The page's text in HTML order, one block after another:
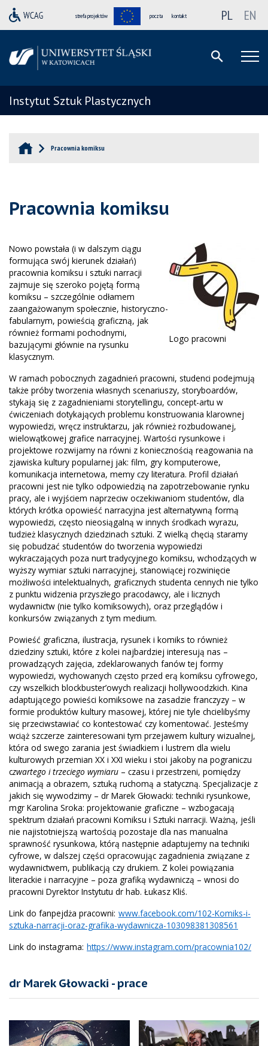
strefa projektów poczta kontakt PL EN
Instytut Sztuk Plastycznych
Pracownia komiksu
Pracownia komiksu
Logo pracowni
Nowo powstała (i w dalszym ciągu
formująca swój kierunek działań)
pracownia komiksu i sztuki narracji
zajmuje się szeroko pojętą formą
komiksu – szczególnie odłamem
zaangażowanym społecznie, historyczno-
fabularnym, powieścią graficzną, jak
również formami pochodnymi,
bazującymi głównie na rysunku
klasycznym.
W ramach pobocznych zagadnień pracowni, studenci podejmują
także próby tworzenia własnych scenariuszy, storyboardów,
stykają się z zagadnieniami storytellingu, concept-artu w
ćwiczeniach dotykających problemu konstruowania klarownej
wypowiedzi, wręcz instruktarzu, jak również rozbudowanej,
wielowątkowej grafice narracyjnej. Wartości rysunkowe i
projektowe rozwijamy na równi z koniecznością reagowania na
zjawiska kultury popularnej jak: film, gry komputerowe,
komunikacja internetowa, memy czy literatura. Profil działań
pracowni jest nie tylko odpowiedzią na zapotrzebowanie rynku
pracy, ale i wyjściem naprzeciw oczekiwaniom studentów, dla
których krótka opowieść narracyjna jest alternatywną formą
wypowiedzi, często nieosiągalną w innych środkach wyrazu,
tudzież klasycznych dziedzinach sztuki. Z wielką chęcią staramy
się pobudzać studentów do tworzenia wypowiedzi
wykraczających poza nurt tradycyjnego komiksu, wchodzących w
wyższy wymiar sztuki narracyjnej, stanowiącej rozwinięcie
możliwości intelektualnych, graficznych studenta cennych nie tylko
z punktu widzenia przyszłego pracodawcy, ale i licznych
wydawnictw (nie tylko komiksowych), oraz przeglądów i
konkursów związanych z tym medium.
Powieść graficzna, ilustracja, rysunek i komiks to również
dziedziny sztuki, które z kolei najbardziej interesują nas –
prowadzących zajęcia, zdeklarowanych fanów tej formy
wypowiedzi, wychowanych często przed erą komiksu cyfrowego,
czy wszelkich blockbuster’owych realizacji hollywoodzkich. Kina
adaptującego powieści komiksowe na zasadzie franczyzy – w
formie produktów kultury masowej, której nie tyle chcielibyśmy
się przeciwstawiać co kontestować czy komentować. Jesteśmy
wciąż szczerze zainteresowani tym przejawem kultury wizualnej,
która od swego zarania jest świadkiem i lustrem dla wielu
kulturowych przemian XX i XXI wieku i stoi jakoby na pograniczu
czwartego i trzeciego wymiaru – czasu i przestrzeni, pomiędzy
animacją a obrazem, sztuką ruchomą a statyczną. Specjalizacje z
jakich się wywodzimy – dr Marek Głowacki: techniki rysunkowe,
mgr Karolina Sroka: projektowanie graficzne – wzbogacają
spektrum działań pracowni Komiksu i Sztuki narracji. Ważną, jeśli
nie najistotniejszą wartością pozostaje dla nas manualna
sprawność rysunkowa, którą następnie adaptujemy na techniki
cyfrowe, w dalszej części opracowując zagadnienia związane z
wydawnictwem, publikacją czy drukiem. Z kolei powiązania
literackie i narracyjne – poza grafiką wydawniczą – wnosi do
pracowni Dyrektor Instytutu dr hab. Łukasz Kliś.
Link do fanpejdża pracowni: www.facebook.com/102-Komiks-i-
sztuka-narracji-oraz-grafika-wydawnicza-103098381308561
Link do instagrama: https://www.instagram.com/pracownia102/
dr Marek Głowacki - prace